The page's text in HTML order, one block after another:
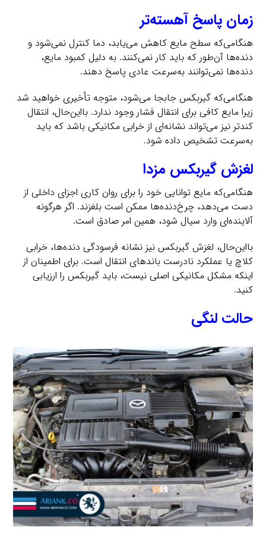
زمان پاسخ آهسته‌تر
هنگامی‌که سطح مایع کاهش می‌یابد، دما کنترل نمی‌شود و
دنده‌ها آن‌طور که باید کار نمی‌کنند. به دلیل کمبود مایع،
دنده‌ها نمی‌توانند به‌سرعت عادی پاسخ دهند.
هنگامی‌که گیربکس جابجا می‌شود، متوجه تأخیری خواهید شد
زیرا مایع کافی برای انتقال فشار وجود ندارد. بااین‌حال، انتقال
کندتر نیز می‌تواند نشانه‌ای از خرابی مکانیکی باشد که باید
به‌سرعت تشخیص داده شود.
لغزش گیربکس مزدا
هنگامی‌که مایع توانایی خود را برای روان کاری اجزای داخلی از
دست می‌دهد، چرخ‌دنده‌ها ممکن است بلغزند. اگر هرگونه
آلاینده‌ای وارد سیال شود، همین امر صادق است.
بااین‌حال، لغزش گیربکس نیز نشانه فرسودگی دنده‌ها، خرابی
کلاچ یا عملکرد نادرست باندهای انتقال است. برای اطمینان از
اینکه مشکل مکانیکی اصلی نیست، باید گیربکس را ارزیابی
کنید.
حالت لنگی